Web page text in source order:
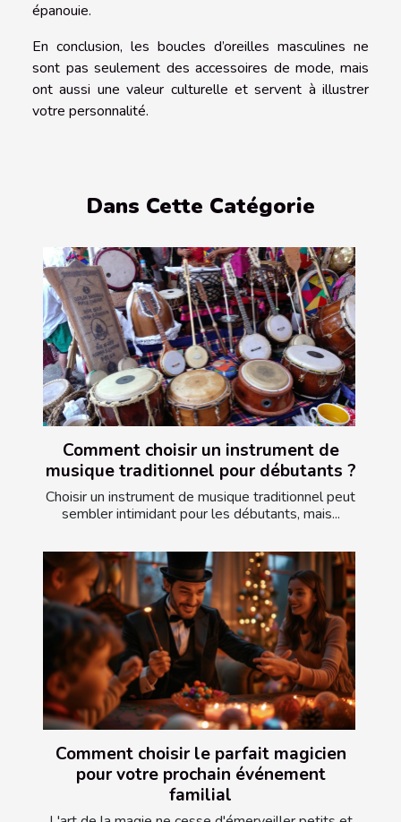
épanouie.
En conclusion, les boucles d’oreilles masculines ne
sont pas seulement des accessoires de mode, mais
ont aussi une valeur culturelle et servent à illustrer
votre personnalité.
Dans Cette Catégorie
Comment choisir un instrument de
musique traditionnel pour débutants ?
Choisir un instrument de musique traditionnel peut
sembler intimidant pour les débutants, mais...
Comment choisir le parfait magicien
pour votre prochain événement
familial